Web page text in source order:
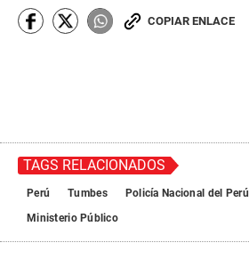
COPIAR ENLACE
TAGS RELACIONADOS
Perú Tumbes Policía Nacional del Perú
Ministerio Público